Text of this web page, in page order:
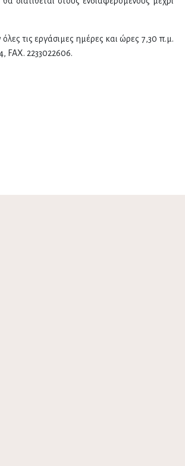
τις εργάσιμες ημέρες και ώρες 7,30 π.μ.
FAX. 2233022606.